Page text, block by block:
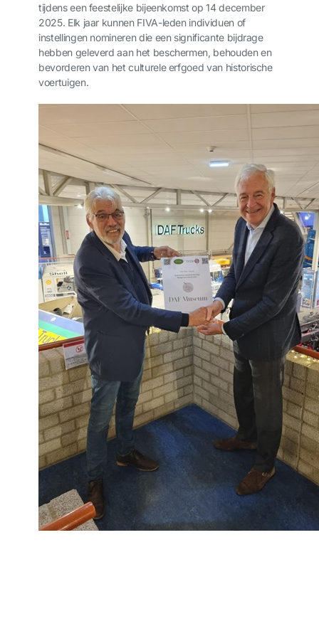
tijdens een feestelijke bijeenkomst op 14 december
2025. Elk jaar kunnen FIVA-leden individuen of
instellingen nomineren die een significante bijdrage
hebben geleverd aan het beschermen, behouden en
bevorderen van het culturele erfgoed van historische
voertuigen.